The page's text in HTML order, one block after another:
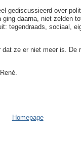
gediscussieerd over
daarna, niet zelden
tegendraads, sociaal,
ze er niet meer is. De
Homepage